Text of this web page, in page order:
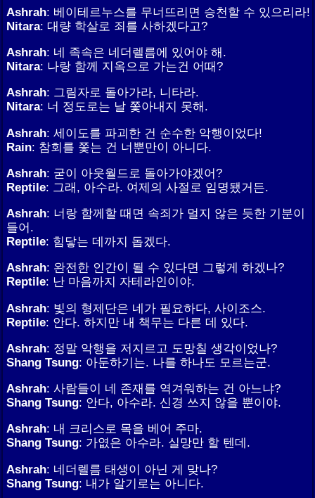
Ashrah: 베이테르누스를 무너뜨리면 승천할 수 있으리라!
Nitara: 대량 학살로 죄를 사하겠다고?
Ashrah: 네 족속은 네더렐름에 있어야 해.
Nitara: 나랑 함께 지옥으로 가는건 어때?
Ashrah: 그림자로 돌아가라, 니타라.
Nitara: 너 정도로는 날 쫓아내지 못해.
Ashrah: 세이도를 파괴한 건 순수한 악행이었다!
Rain: 참회를 쫓는 건 너뿐만이 아니다.
Ashrah: 굳이 아웃월드로 돌아가야겠어?
Reptile: 그래, 아수라. 여제의 사절로 임명됐거든.
Ashrah: 너랑 함께할 때면 속죄가 멀지 않은 듯한 기분이
들어.
Reptile: 힘닿는 데까지 돕겠다.
Ashrah: 완전한 인간이 될 수 있다면 그렇게 하겠나?
Reptile: 난 마음까지 자테라인이야.
Ashrah: 빛의 형제단은 네가 필요하다, 사이조스.
Reptile: 안다. 하지만 내 책무는 다른 데 있다.
Ashrah: 정말 악행을 저지르고 도망칠 생각이었나?
Shang Tsung: 아둔하기는. 나를 하나도 모르는군.
Ashrah: 사람들이 네 존재를 역겨워하는 건 아느냐?
Shang Tsung: 안다, 아수라. 신경 쓰지 않을 뿐이야.
Ashrah: 내 크리스로 목을 베어 주마.
Shang Tsung: 가엾은 아수라. 실망만 할 텐데.
Ashrah: 네더렐름 태생이 아닌 게 맞나?
Shang Tsung: 내가 알기로는 아니다.